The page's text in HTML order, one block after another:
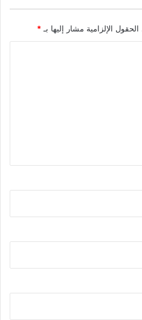
الحقول الإلزامية مشار إليها بـ*